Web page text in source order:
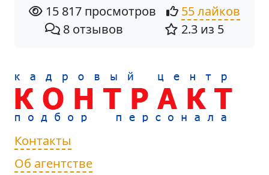
15 817 просмотров
55 лайков
8 отзывов
2.3 из 5
Контакты
Об агентстве